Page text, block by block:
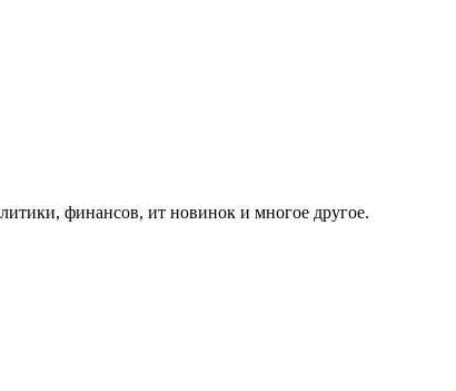
финансов, ит новинок и многое другое.